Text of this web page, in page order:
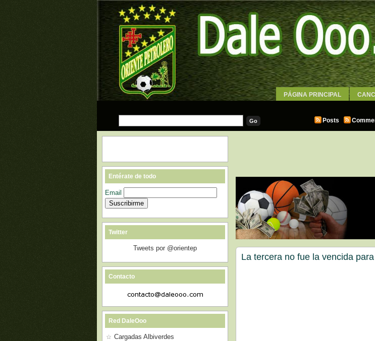
PÁGINA PRINCIPAL
Posts
La tercera no fue la vencida
Entérate de todo
Email
Twitter
Tweets por @orientep
Contacto
Red DaleOoo
Cargadas Albiverdes